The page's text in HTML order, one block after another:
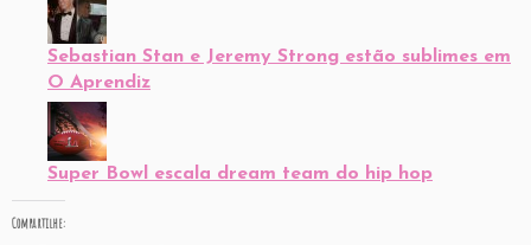
Sebastian Stan e Jeremy Strong estão sublimes em
O Aprendiz
Super Bowl escala dream team do hip hop
Compartilhe: